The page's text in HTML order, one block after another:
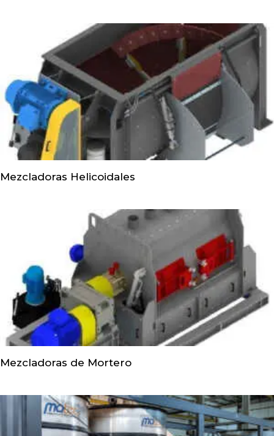
Mezcladoras Helicoidales
Mezcladoras de Mortero